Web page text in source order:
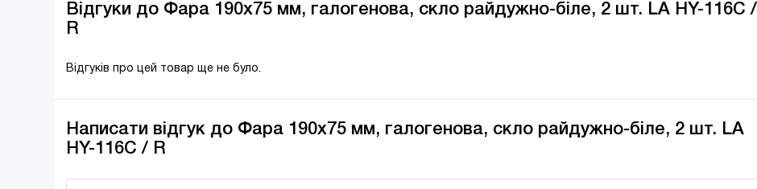
Відгуки до Фара 190x75 мм, галогенова, скло райдужно-біле, 2 шт. LA HY-116C /
R
Відгуків про цей товар ще не було.
Написати відгук до Фара 190x75 мм, галогенова, скло райдужно-біле, 2 шт. LA
HY-116C / R